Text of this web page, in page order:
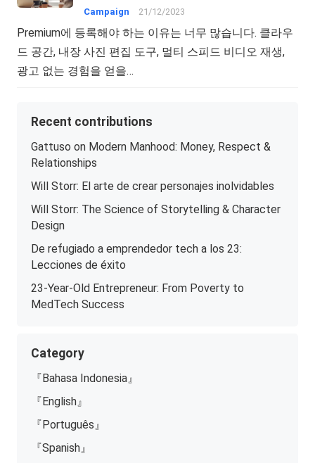
Campaign 21/12/2023
Premium에 등록해야 하는 이유는 너무 많습니다. 클라우
드 공간, 내장 사진 편집 도구, 멀티 스피드 비디오 재생,
광고 없는 경험을 얻을…
Recent contributions
Gattuso on Modern Manhood: Money, Respect &
Relationships
Will Storr: El arte de crear personajes inolvidables
Will Storr: The Science of Storytelling & Character
Design
De refugiado a emprendedor tech a los 23:
Lecciones de éxito
23-Year-Old Entrepreneur: From Poverty to
MedTech Success
Category
『Bahasa Indonesia』
『English』
『Português』
『Spanish』